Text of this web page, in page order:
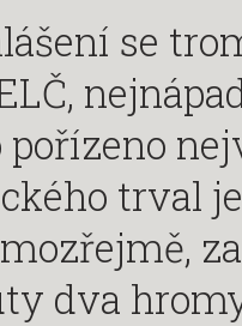
se
pořízeno
trval
dva